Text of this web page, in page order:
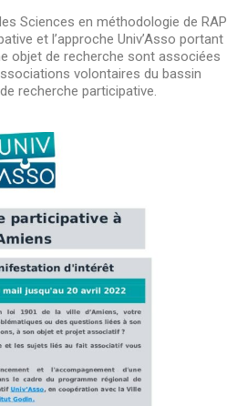
Sciences en méthodologie de RAP
et l’approche Univ’Asso portant
objet de recherche sont associées
volontaires du bassin
recherche participative.